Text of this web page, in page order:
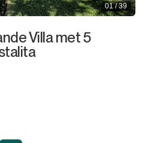
01 / 39
Villa met 5